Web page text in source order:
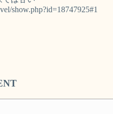
show.php?id=18747925#1